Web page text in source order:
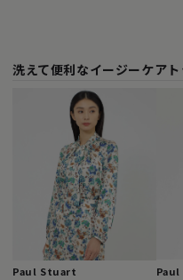
洗えて便利なイージーケアト
Paul Stuart